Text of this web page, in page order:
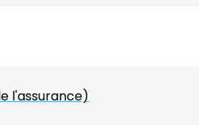
l'assurance)